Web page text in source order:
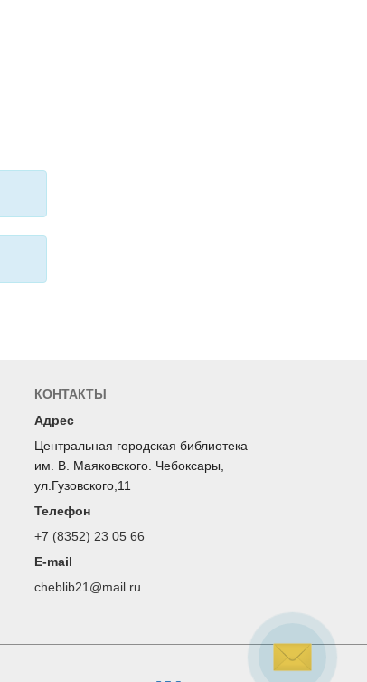
КОНТАКТЫ
Адрес
Центральная городская библиотека
им. В. Маяковского. Чебоксары,
ул.Гузовского,11
Телефон
+7 (8352) 23 05 66
E-mail
cheblib21@mail.ru